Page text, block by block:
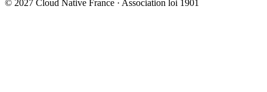
© 2027 Cloud Native France · Association loi 1901